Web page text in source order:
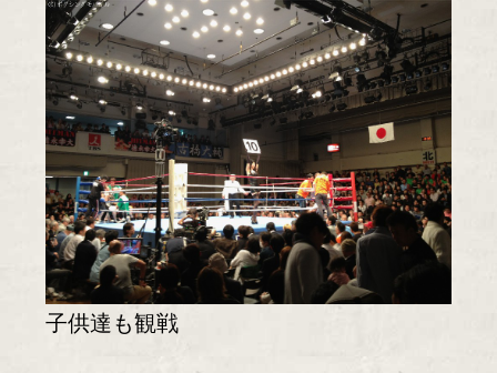
試合情報
試合日程・勝ち予想へ
試合速報・勝ち予想結果へ
特集記事